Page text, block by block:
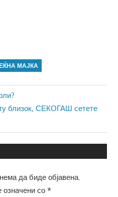
МАЈКА
близок, СЕКОГАШ сетете
да биде објавена.
со *